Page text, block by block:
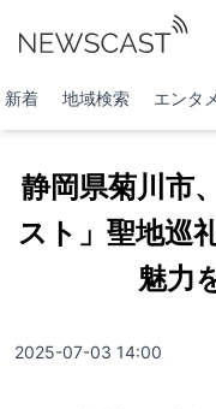
新着 地域検索 エンタ
静岡県菊川市
スト」聖地巡
魅力
2025-07-03 14:00